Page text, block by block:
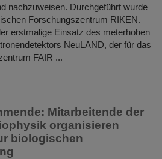
nachzuweisen. Durchgeführt wurde
Forschungszentrum RIKEN.
erstmalige Einsatz des meterhohen
NeuLAND, der für das
FAIR ...
Mitarbeitende der
organisieren
biologischen